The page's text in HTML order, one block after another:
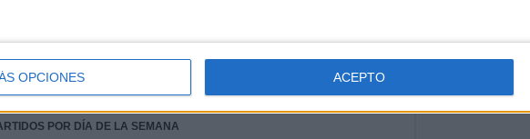
OPCIONES ACEPTO
Ver ranking completo
POR DÍA DE LA SEMANA